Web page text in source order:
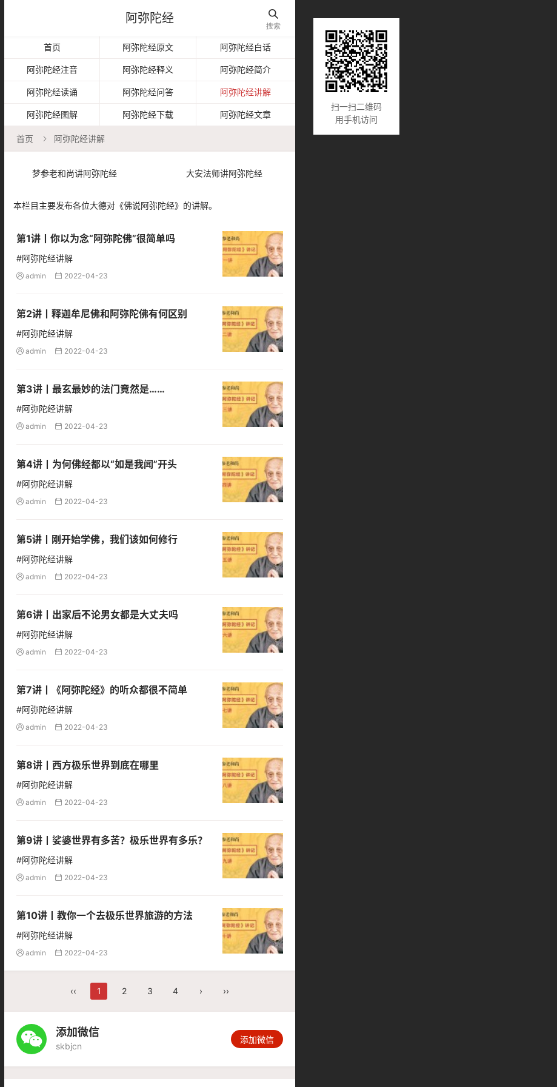
阿弥陀经 
搜索
首页 阿弥陀经原文 阿弥陀经白话
阿弥陀经注音 阿弥陀经释义 阿弥陀经简介
阿弥陀经读诵 阿弥陀经问答 阿弥陀经讲解
阿弥陀经图解 阿弥陀经下载 阿弥陀经文章
首页  阿弥陀经讲解
梦参老和尚讲阿弥陀经 大安法师讲阿弥陀经
本栏目主要发布各位大德对《佛说阿弥陀经》的讲解。
第1讲丨你以为念“阿弥陀佛”很简单吗
#阿弥陀经讲解
 admin  2022-04-23
第2讲丨释迦牟尼佛和阿弥陀佛有何区别
#阿弥陀经讲解
 admin  2022-04-23
第3讲丨最玄最妙的法门竟然是……
#阿弥陀经讲解
 admin  2022-04-23
第4讲丨为何佛经都以“如是我闻”开头
#阿弥陀经讲解
 admin  2022-04-23
第5讲丨刚开始学佛，我们该如何修行
#阿弥陀经讲解
 admin  2022-04-23
第6讲丨出家后不论男女都是大丈夫吗
#阿弥陀经讲解
 admin  2022-04-23
第7讲丨《阿弥陀经》的听众都很不简单
#阿弥陀经讲解
 admin  2022-04-23
第8讲丨西方极乐世界到底在哪里
#阿弥陀经讲解
 admin  2022-04-23
第9讲丨娑婆世界有多苦？极乐世界有多乐？
#阿弥陀经讲解
 admin  2022-04-23
第10讲丨教你一个去极乐世界旅游的方法
#阿弥陀经讲解
 admin  2022-04-23
‹‹ 1 2 3 4 › ››
 添加微信
skbjcn
添加微信
扫一扫二维码
用手机访问